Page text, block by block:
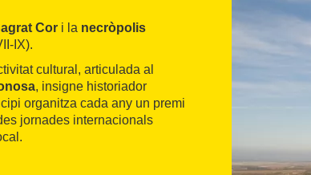
Cor i la necròpolis
IX).
cultural, articulada al
, insigne historiador
organitza cada any un premi
jornades internacionals